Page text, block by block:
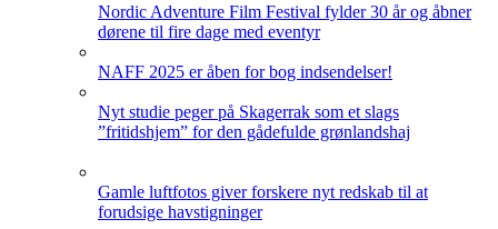
Nordic Adventure Film Festival fylder 30 år og åbner
dørene til fire dage med eventyr
NAFF 2025 er åben for bog indsendelser!
Nyt studie peger på Skagerrak som et slags
”fritidshjem” for den gådefulde grønlandshaj
Gamle luftfotos giver forskere nyt redskab til at
forudsige havstigninger